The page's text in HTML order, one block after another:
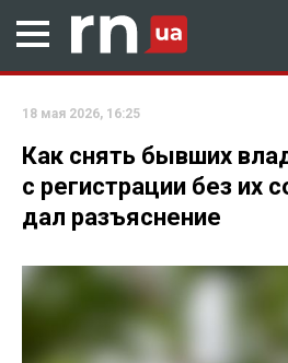
18 мая 2026, 16:25
Как снять бывших
с регистрации без их
дал разъяснение